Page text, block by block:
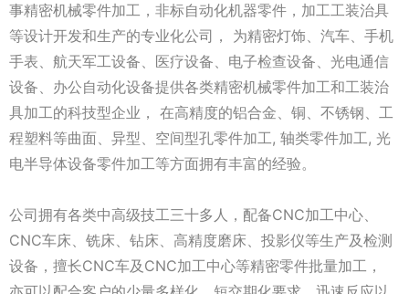
事精密机械零件加工，非标自动化机器零件，加工工装治具
等设计开发和生产的专业化公司， 为精密灯饰、汽车、手机
手表、航天军工设备、医疗设备、电子检查设备、光电通信
设备、办公自动化设备提供各类精密机械零件加工和工装治
具加工的科技型企业， 在高精度的铝合金、铜、不锈钢、工
程塑料等曲面、异型、空间型孔零件加工, 轴类零件加工, 光
电半导体设备零件加工等方面拥有丰富的经验。
公司拥有各类中高级技工三十多人，配备CNC加工中心、
CNC车床、铣床、钻床、高精度磨床、投影仪等生产及检测
设备，擅长CNC车及CNC加工中心等精密零件批量加工，